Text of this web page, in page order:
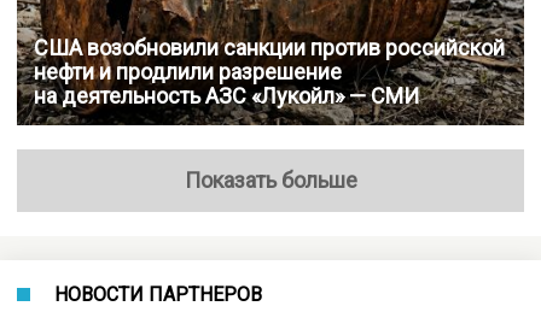
США возобновили санкции против российской
нефти и продлили разрешение
на деятельность АЗС «Лукойл» — СМИ
Показать больше
НОВОСТИ ПАРТНЕРОВ